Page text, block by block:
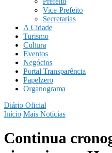
Vice-Prefeito
Secretarias
A Cidade
Turismo
Cultura
Eventos
Negócios
Portal Transparência
Papelzero
Organograma
Diário Oficial
Início Mais Notícias
Continua